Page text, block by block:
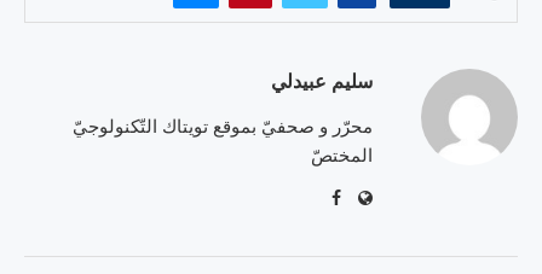
سليم عبيدلي
محرّر و صحفيّ بموقع تويتاك التّكنولوجيّ
المختصّ